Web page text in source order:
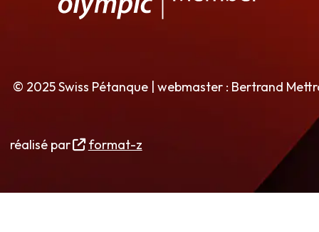
© 2025 Swiss Pétanque | webmaster : Bertrand
réalisé par format-z